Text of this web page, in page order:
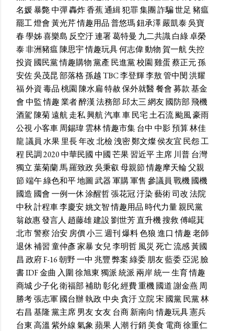
名媛暴斃中彈轟炸香蕉通緝犯罪集團詐騙世足 豬瘟
罷工燈會黃光芹情趣用品普悠瑪鈕承澤嚴凱泰吳寶
春學姊喜樂島 反空汙連署葛特曼 九二共識白綠卓榮
泰非洲豬瘟陳思宇情趣玩具何志偉動物賀一航失控
投資 國民黨情趣購物黨產 民進黨校園雞蛋蔡正元孫
安佐吳茂昆部落格孫越TBC李登輝李敖管中閔洪耀
福外資毒品桃園陳水扁特赦保外就醫餐會募款基金
會中監情趣業者醉漢法務部邱太三網友國防部飛機
酒駕陳菊遠航走私興航汽車車民宅土石流颱風豪雨
公視小客車周錫瑋雲林情趣市集台中 中影預算林佳
龍議員 水果里長年改北檢洩密鄭文燦侯友宜 民怨工
程 民調2020中華民國中國芒果習近平主席 川普台灣
獨立葉菊蘭馬羅致政吳秉叡母親節情趣摩天輪父親
節端午綠色和平地圖武器軍購軍售 參議員 戰機國機
國造 國會一例一休涂醒哲張花冠汙染藝術司改法院
中秋計程車李慶安姚文智情趣用品 時代力量親民黨
翁啟惠發言人 趙藤雄建設劉世芳直升機搜救傅崐萁
北市警察治安房價小三週刊爆料色狼進口 情趣老師
退休補習童仲彥家暴女兒李明哲風災 死亡流感黃國
昌 政府F-16朝野一中 兆豐弊案綠委朋友藍委亞泥臉
書IDF金曲 入圍徐旭東獨派統派 兩岸統一生育情趣
商城少子化衛福部補助彰化經費重機國道謝金燕 周
勝考張志軍國台辦執政中央貪汙立院宋 國黨民黨林
右昌 基隆黨主席男友女友台商新南向 情趣玩具憲兵
台東高溫 紫外線氣象蘋果 人潮行銷美食 電商徐重仁